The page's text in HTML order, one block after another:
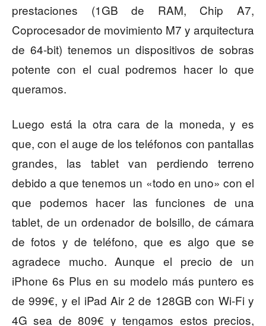
prestaciones (1GB de RAM, Chip A7,
Coprocesador de movimiento M7 y arquitectura
de 64-bit) tenemos un dispositivos de sobras
potente con el cual podremos hacer lo que
queramos.
Luego está la otra cara de la moneda, y es
que, con el auge de los teléfonos con pantallas
grandes, las tablet van perdiendo terreno
debido a que tenemos un «todo en uno» con el
que podemos hacer las funciones de una
tablet, de un ordenador de bolsillo, de cámara
de fotos y de teléfono, que es algo que se
agradece mucho. Aunque el precio de un
iPhone 6s Plus en su modelo más puntero es
de 999€, y el iPad Air 2 de 128GB con Wi-Fi y
4G sea de 809€ y tengamos estos precios,